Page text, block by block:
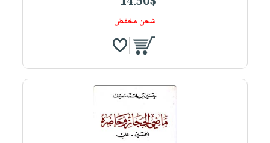
شحن مخفض